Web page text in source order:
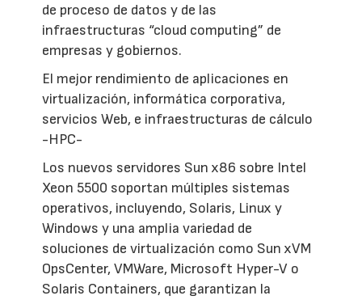
de proceso de datos y de las
infraestructuras “cloud computing” de
empresas y gobiernos.
El mejor rendimiento de aplicaciones en
virtualización, informática corporativa,
servicios Web, e infraestructuras de cálculo
-HPC-
Los nuevos servidores Sun x86 sobre Intel
Xeon 5500 soportan múltiples sistemas
operativos, incluyendo, Solaris, Linux y
Windows y una amplia variedad de
soluciones de virtualización como Sun xVM
OpsCenter, VMWare, Microsoft Hyper-V o
Solaris Containers, que garantizan la